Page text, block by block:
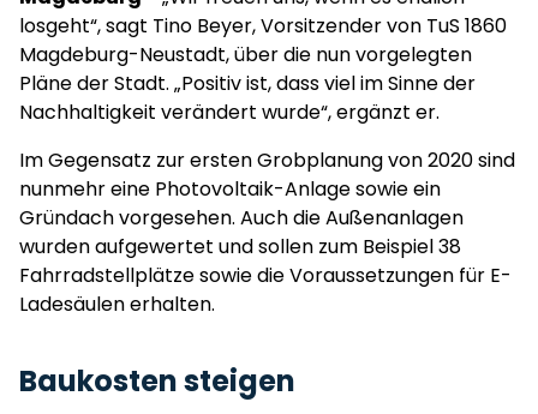
losgeht“, sagt Tino Beyer, Vorsitzender von TuS 1860
Magdeburg-Neustadt, über die nun vorgelegten
Pläne der Stadt. „Positiv ist, dass viel im Sinne der
Nachhaltigkeit verändert wurde“, ergänzt er.
Im Gegensatz zur ersten Grobplanung von 2020 sind
nunmehr eine Photovoltaik-Anlage sowie ein
Gründach vorgesehen. Auch die Außenanlagen
wurden aufgewertet und sollen zum Beispiel 38
Fahrradstellplätze sowie die Voraussetzungen für E-
Ladesäulen erhalten.
Baukosten steigen